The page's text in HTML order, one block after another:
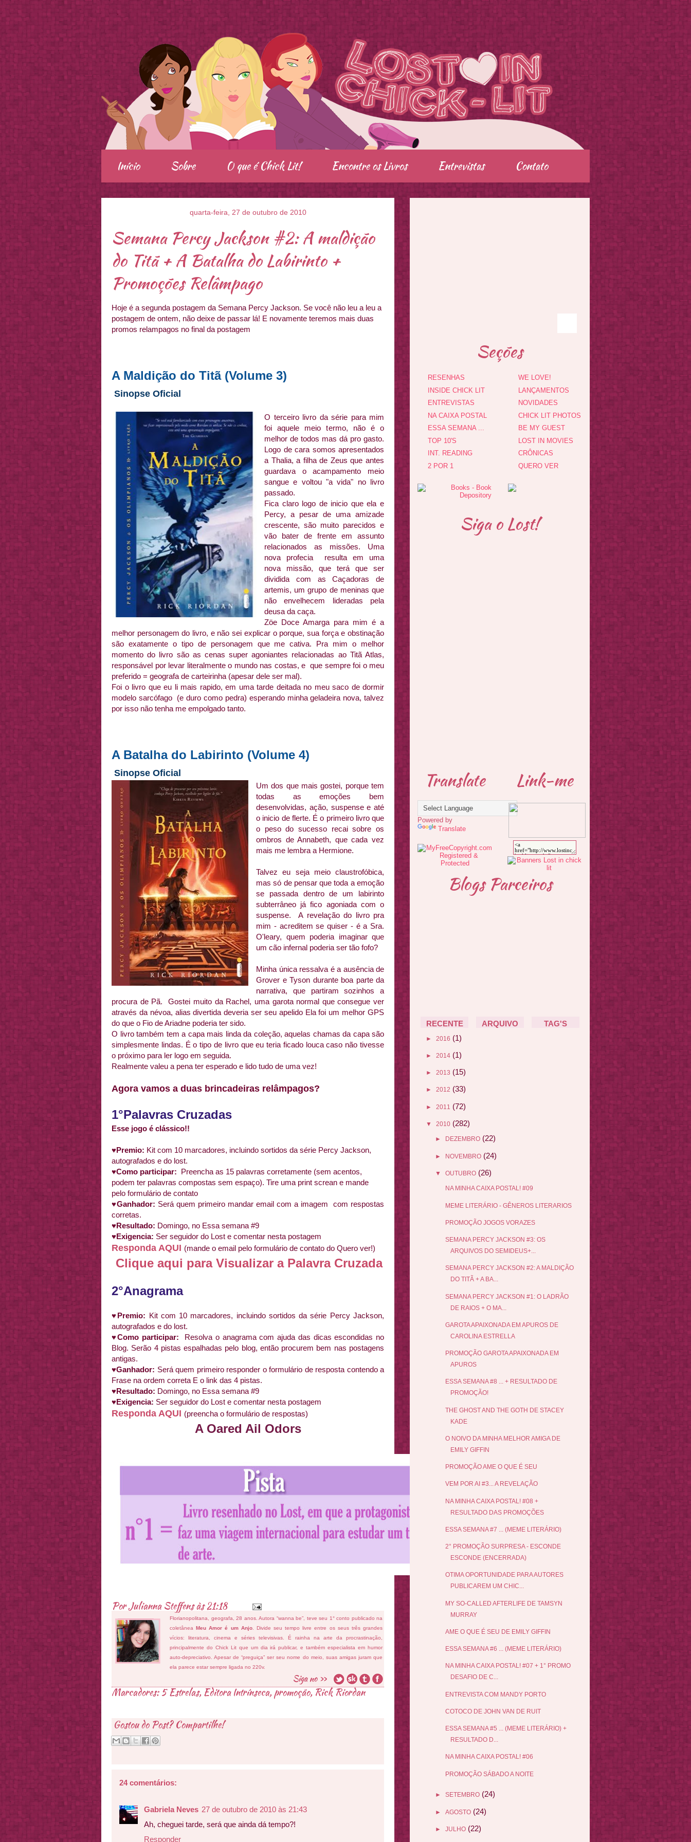
.
Início Sobre O que é Chick Lit! Encontre os Livros Entrevistas Contato
quarta-feira, 27 de outubro de 2010
Semana Percy Jackson #2: A maldição
do Titã + A Batalha do Labirinto +
Promoções Relâmpago
Hoje é a segunda postagem da Semana Percy Jackson. Se você não leu a leu a
postagem de ontem, não deixe de passar lá! E novamente teremos mais duas
promos relampagos no final da postagem
A Maldição do Titã (Volume 3)
Sinopse Oficial
O terceiro livro da série para mim
foi aquele meio termo, não é o
melhor de todos mas dá pro gasto.
Logo de cara somos apresentados
a Thalia, a filha de Zeus que antes
guardava o acampamento meio
sangue e voltou "a vida" no livro
passado.
Fica claro logo de inicio que ela e
Percy, a pesar de uma amizade
crescente, são muito parecidos e
vão bater de frente em assunto
relacionados as missões. Uma
nova profecia resulta em uma
nova missão, que terá que ser
dividida com as Caçadoras de
artemis, um grupo de meninas que
não envelhecem lideradas pela
deusa da caça.
Zöe Doce Amarga para mim é a
melhor personagem do livro, e não sei explicar o porque, sua força e obstinação
são exatamente o tipo de personagem que me cativa. Pra mim o melhor
momento do livro são as cenas super agoniantes relacionadas ao Titã Atlas,
responsável por levar literalmente o mundo nas costas, e que sempre foi o meu
preferido = geografa de carteirinha (apesar dele ser mal).
Foi o livro que eu li mais rapido, em uma tarde deitada no meu saco de dormir
modelo sarcófago (e duro como pedra) esperando minha geladeira nova, talvez
por isso não tenha me empolgado tanto.
A Batalha do Labirinto (Volume 4)
Sinopse Oficial
Um dos que mais gostei, porque tem
todas as emoções bem
desenvolvidas, ação, suspense e até
o inicio de flerte. É o primeiro livro que
o peso do sucesso recai sobre os
ombros de Annabeth, que cada vez
mais me lembra a Hermione.
Talvez eu seja meio claustrofóbica,
mas só de pensar que toda a emoção
se passada dentro de um labirinto
subterrâneo já fico agoniada com o
suspense. A revelação do livro pra
mim - acreditem se quiser - é a Sra.
O'leary, quem poderia imaginar que
um cão infernal poderia ser tão fofo?
Minha única ressalva é a ausência de
Grover e Tyson durante boa parte da
narrativa, que partiram sozinhos a
procura de Pã. Gostei muito da Rachel, uma garota normal que consegue ver
através da névoa, alias divertida deveria ser seu apelido Ela foi um melhor GPS
do que o Fio de Ariadne poderia ter sido.
O livro também tem a capa mais linda da coleção, aquelas chamas da capa são
simplesmente lindas. É o tipo de livro que eu teria ficado louca caso não tivesse
o próximo para ler logo em seguida.
Realmente valeu a pena ter esperado e lido tudo de uma vez!
Agora vamos a duas brincadeiras relâmpagos?
1°Palavras Cruzadas
Esse jogo é clássico!!
♥Premio: Kit com 10 marcadores, incluindo sortidos da série Percy Jackson,
autografados e do lost.
♥Como participar: Preencha as 15 palavras corretamente (sem acentos,
podem ter palavras compostas sem espaço). Tire uma print screan e mande
pelo formulário de contato
♥Ganhador: Será quem primeiro mandar email com a imagem com respostas
corretas.
♥Resultado: Domingo, no Essa semana #9
♥Exigencia: Ser seguidor do Lost e comentar nesta postagem
Responda AQUI (mande o email pelo formulário de contato do Quero ver!)
Clique aqui para Visualizar a Palavra Cruzada
2°Anagrama
♥Premio: Kit com 10 marcadores, incluindo sortidos da série Percy Jackson,
autografados e do lost.
♥Como participar: Resolva o anagrama com ajuda das dicas escondidas no
Blog. Serão 4 pistas espalhadas pelo blog, então procurem bem nas postagens
antigas.
♥Ganhador: Será quem primeiro responder o formulário de resposta contendo a
Frase na ordem correta E o link das 4 pistas.
♥Resultado: Domingo, no Essa semana #9
♥Exigencia: Ser seguidor do Lost e comentar nesta postagem
Responda AQUI (preencha o formulário de respostas)
A Oared Ail Odors
PorJulianna Steffensàs21:18
Florianopolitana, geografa, 28 anos. Autora “wanna be”, teve seu 1° conto publicado na
coletâneaMeu Amor é um Anjo. Divide seu tempo livre entre os seus três grandes
vícios: literatura, cinema e séries televisivas. É rainha na arte da procrastinação,
principalmente do Chick Lit que um dia irá publicar, e também especialista em humor
auto-depreciativo. Apesar de “preguiça” ser seu nome do meio, suas amigas juram que
ela parece estar sempre ligada no 220v.
Marcadores:5 Estrelas,Editora Intrínseca,promoção, Rick Riordan
Gostou do Post? Compartilhe!
24 comentários:
Gabriela Neves 27 de outubro de 2010 às 21:43
Ah, cheguei tarde, será que ainda dá tempo?!
Responder
Seções
RESENHAS
INSIDE CHICK LIT
ENTREVISTAS
NA CAIXA POSTAL
ESSA SEMANA ...
TOP 10'S
INT. READING
2 POR 1
WE LOVE!
LANÇAMENTOS
NOVIDADES
CHICK LIT PHOTOS
BE MY GUEST
LOST IN MOVIES
CRÔNICAS
QUERO VER
Siga o Lost!
Translate
Powered by
Translate
Link-me
Blogs Parceiros
RECENTE ARQUIVO TAG'S
► 2016 (1)
► 2014 (1)
► 2013 (15)
► 2012 (33)
► 2011 (72)
▼ 2010 (282)
► DEZEMBRO (22)
► NOVEMBRO (24)
▼ OUTUBRO (26)
NA MINHA CAIXA POSTAL! #09
MEME LITERÁRIO - GÊNEROS LITERARIOS
PROMOÇÃO JOGOS VORAZES
SEMANA PERCY JACKSON #3: OS
ARQUIVOS DO SEMIDEUS+...
SEMANA PERCY JACKSON #2: A MALDIÇÃO
DO TITÃ + A BA...
SEMANA PERCY JACKSON #1: O LADRÃO
DE RAIOS + O MA...
GAROTA APAIXONADA EM APUROS DE
CAROLINA ESTRELLA
PROMOÇÃO GAROTA APAIXONADA EM
APUROS
ESSA SEMANA #8 ... + RESULTADO DE
PROMOÇÃO!
THE GHOST AND THE GOTH DE STACEY
KADE
O NOIVO DA MINHA MELHOR AMIGA DE
EMILY GIFFIN
PROMOÇÃO AME O QUE É SEU
VEM POR AI #3... A REVELAÇÃO
NA MINHA CAIXA POSTAL! #08 +
RESULTADO DAS PROMOÇÕES
ESSA SEMANA #7 ... (MEME LITERÁRIO)
2° PROMOÇÃO SURPRESA - ESCONDE
ESCONDE (ENCERRADA)
OTIMA OPORTUNIDADE PARA AUTORES
PUBLICAREM UM CHIC...
MY SO-CALLED AFTERLIFE DE TAMSYN
MURRAY
AME O QUE É SEU DE EMILY GIFFIN
ESSA SEMANA #6 ... (MEME LITERÁRIO)
NA MINHA CAIXA POSTAL! #07 + 1° PROMO
DESAFIO DE C...
ENTREVISTA COM MANDY PORTO
COTOCO DE JOHN VAN DE RUIT
ESSA SEMANA #5 ... (MEME LITERÁRIO) +
RESULTADO D...
NA MINHA CAIXA POSTAL! #06
PROMOÇÃO SÁBADO A NOITE
► SETEMBRO (24)
► AGOSTO (24)
► JULHO (22)